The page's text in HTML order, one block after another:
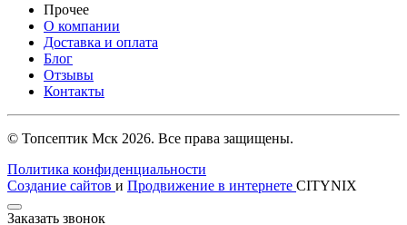
Прочее
О компании
Доставка и оплата
Блог
Отзывы
Контакты
© Топсептик Мск 2026. Все права защищены.
Политика конфиденциальности
Создание сайтов и Продвижение в интернете CITYNIX
Заказать звонок